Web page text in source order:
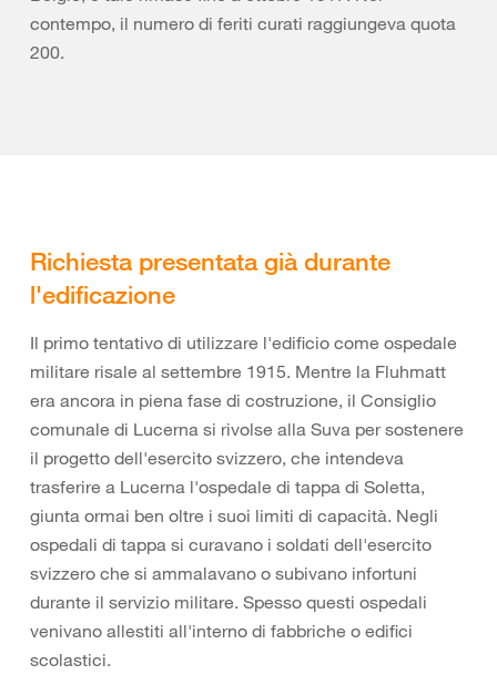
contempo, il numero di feriti curati raggiungeva quota
200.
Richiesta presentata già durante
l'edificazione
Il primo tentativo di utilizzare l'edificio come ospedale
militare risale al settembre 1915. Mentre la Fluhmatt
era ancora in piena fase di costruzione, il Consiglio
comunale di Lucerna si rivolse alla Suva per sostenere
il progetto dell'esercito svizzero, che intendeva
trasferire a Lucerna l'ospedale di tappa di Soletta,
giunta ormai ben oltre i suoi limiti di capacità. Negli
ospedali di tappa si curavano i soldati dell'esercito
svizzero che si ammalavano o subivano infortuni
durante il servizio militare. Spesso questi ospedali
venivano allestiti all'interno di fabbriche o edifici
scolastici.